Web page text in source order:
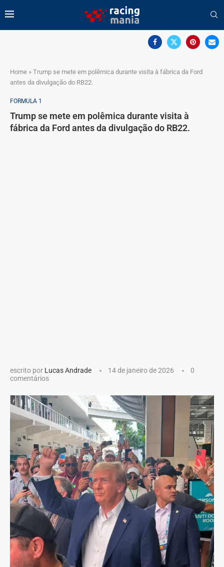
Home » Trump se mete em polêmica durante visita à fábrica da Ford
antes da divulgação do RB22.
FORMULA 1
Trump se mete em polêmica durante visita à
fábrica da Ford antes da divulgação do RB22.
escrito por Lucas Andrade 14 de janeiro de 2026
0
comentários